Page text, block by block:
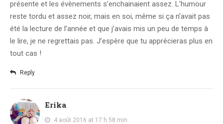
présente et les évènements s’enchainaient assez. L’humour
reste tordu et assez noir, mais en soi, même si ça n’avait pas
été la lecture de l’année et que j’avais mis un peu de temps à
le lire, je ne regrettais pas. J’espère que tu apprécieras plus en
tout cas !
Reply
Erika
4 août 2016 at 17 h 58 min